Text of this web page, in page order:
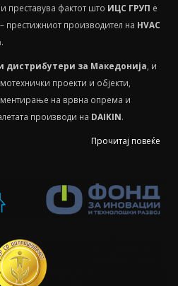
преставува фактот што ИЦС ГРУП е
престижниот производител на HVAС
.
дистрибутери за Македонија , и
проекти и објекти,
на врвна опрема и
производи на DAIKIN.
Прочитај повеќе